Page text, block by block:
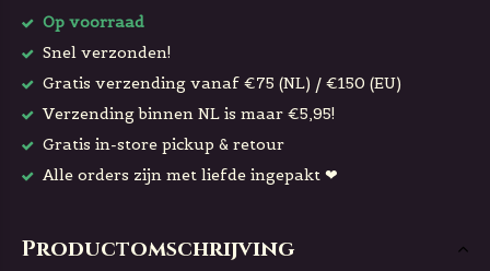
Op voorraad
Snel verzonden!
Gratis verzending vanaf €75 (NL) / €150 (EU)
Verzending binnen NL is maar €5,95!
Gratis in-store pickup & retour
Alle orders zijn met liefde ingepakt ❤
Productomschrijving